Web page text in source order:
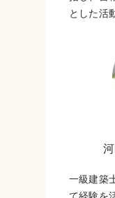
とした活
一級建築
て経験を